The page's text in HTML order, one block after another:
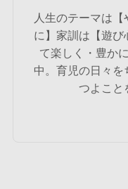
人生のテーマは
に】家訓は【遊び
て楽しく・豊か
中。育児の日々
つよこと